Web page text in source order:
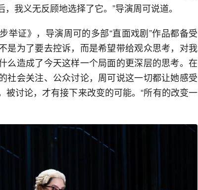
我义无反顾地选择了它。”导演周可说道。
举证》，导演周可的多部“直面戏剧”作品都备受
是为了要去控诉，而是希望带给观众思考，对我
么造成了今天这样一个局面的更深层的思考。在
社会关注、公众讨论，周可说这一切都让她感受
被讨论，才有接下来改变的可能。“所有的改变一